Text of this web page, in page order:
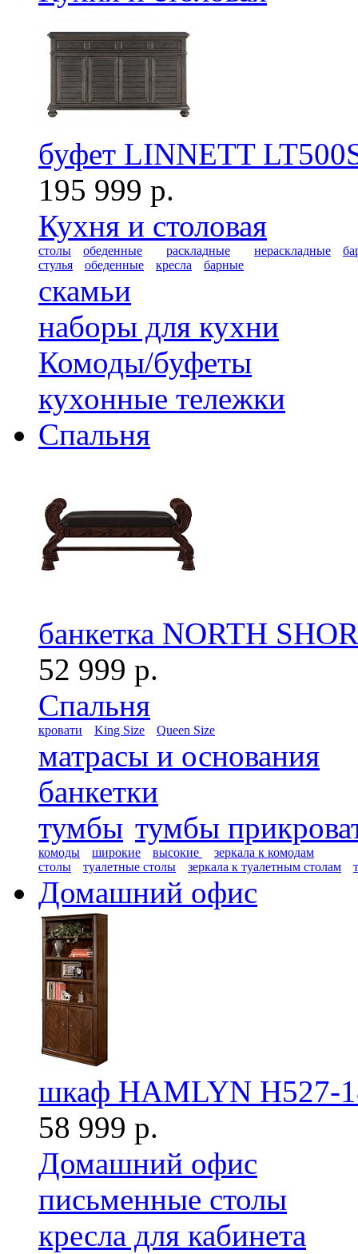
буфет LINNETT
195 999 р.
Кухня и столовая
столы обеденные раскладные нераскладные
стулья
обеденные кресла барные
скамьи
наборы для кухни
Комоды/буфеты
кухонные тележки
Спальня
банкетка NORTH
52 999 р.
Спальня
кровати King Size Queen Size
матрасы и основания
банкетки
тумбы тумбы
комоды широкие высокие
зеркала к комодам
столы
туалетные столы зеркала к туалетным столам
Домашний офис
шкаф HAMLYN H527-
58 999 р.
Домашний офис
письменные столы
кресла для кабинета